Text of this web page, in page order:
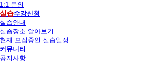
1:1 문의
실습수강신청
실습안내
실습장소 알아보기
현재 모집중인 실습일정
커뮤니티
공지사항